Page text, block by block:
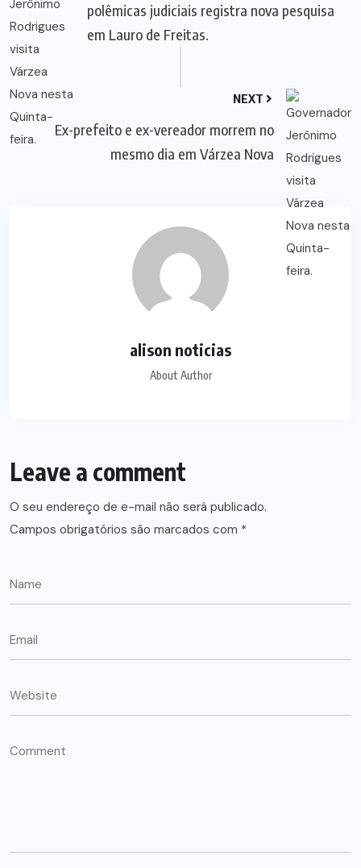
polêmicas judiciais registra nova pesquisa
em Lauro de Freitas.
NEXT
Ex-prefeito e ex-vereador morrem no
mesmo dia em Várzea Nova
alison noticias
About Author
Leave a comment
O seu endereço de e-mail não será publicado.
Campos obrigatórios são marcados com *